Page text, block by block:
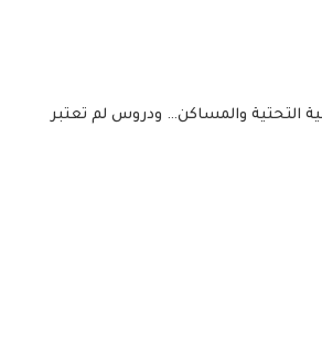
التحتية والمساكن… ودروس لم تعتبر